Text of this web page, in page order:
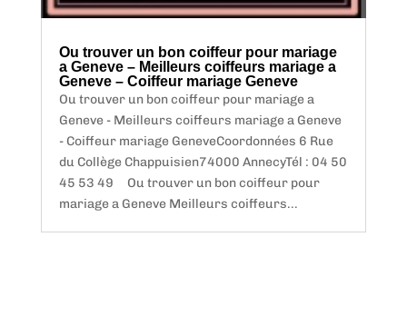
Ou trouver un bon coiffeur pour mariage
a Geneve – Meilleurs coiffeurs mariage a
Geneve – Coiffeur mariage Geneve
Ou trouver un bon coiffeur pour mariage a
Geneve - Meilleurs coiffeurs mariage a Geneve
- Coiffeur mariage GeneveCoordonnées 6 Rue
du Collège Chappuisien74000 AnnecyTél : 04 50
45 53 49 Ou trouver un bon coiffeur pour
mariage a Geneve Meilleurs coiffeurs...